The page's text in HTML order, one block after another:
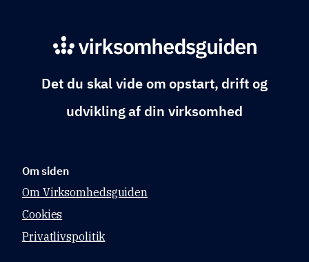
Det du skal vide om opstart, drift og
udvikling af din virksomhed
Om siden
Om Virksomhedsguiden
Cookies
Privatlivspolitik